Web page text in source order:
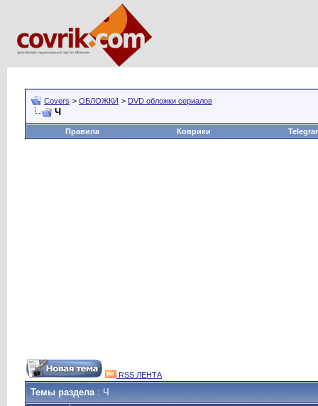
Covers > ОБЛОЖКИ > DVD обложки сериалов
Ч
Правила Коврики
RSS ЛЕНТА
Темы раздела: Ч